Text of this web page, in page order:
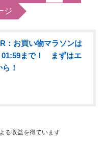
ジ
：お買い物マラソンは
01:59まで！ まずはエ
！
る収益を得ています